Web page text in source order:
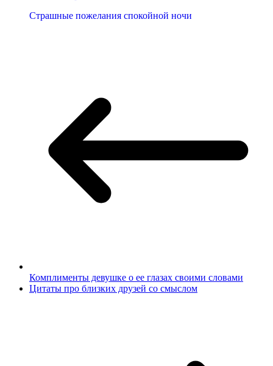
Страшные пожелания спокойной ночи
Комплименты девушке о ее глазах своими словами
Цитаты про близких друзей со смыслом